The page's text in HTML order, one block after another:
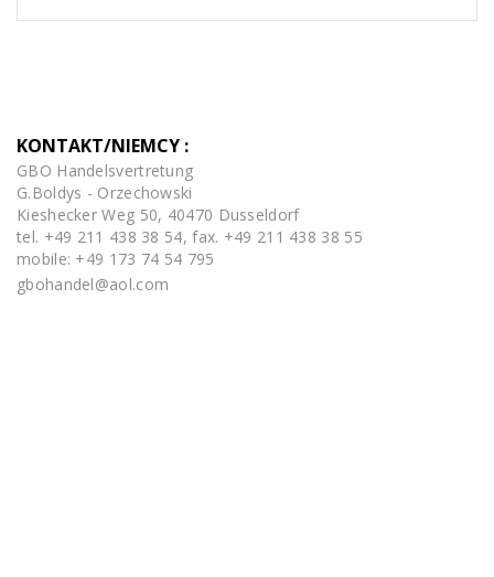
KONTAKT/NIEMCY :
GBO Handelsvertretung
G.Boldys - Orzechowski
Kieshecker Weg 50, 40470 Dusseldorf
tel. +49 211 438 38 54, fax. +49 211 438 38 55
mobile: +49 173 74 54 795
gbohandel@aol.com